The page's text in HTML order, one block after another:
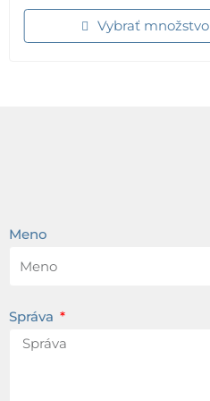
Vybrať množstvo
Meno
Správa